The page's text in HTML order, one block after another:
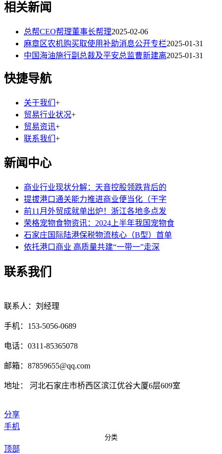
相关新闻
总帮CEO帮理董事长帮理2025-02-06
麻章区农机购买取使用补助消息公开专栏2025-01-31
中国海油施行副总裁及平安总监曹新建离2025-01-31
快捷导航
关于我们 +
贸易行业状况+
贸易资讯+
联系我们 +
新闻中心
商业行业现状分解：天音控股领跌背后的
提拔港口通关能力推进商业便当化（干字
前11月外贸成就单出炉！浙江各地多点发
荣格宠物食物资讯：2024上半年我国宠物食
石家庄国际陆港保税物流核心（B型）首单
依托港口商业 高质量共建“一带一”走深
联系我们
联系人：刘经理
手机：153-5056-0689
电话：0311-85365078
邮箱：87859655@qq.com
地址： 河北石家庄市桥西区滨江优谷大厦6层609室
分享
手机
分类
顶部